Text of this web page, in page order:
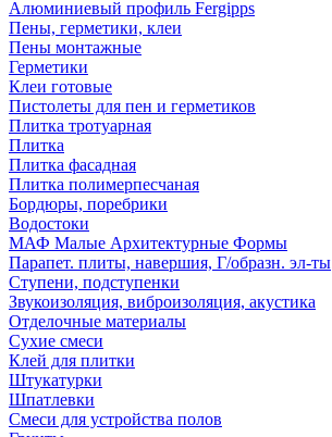
Алюминиевый профиль Fergipps
Пены, герметики, клеи
Пены монтажные
Герметики
Клеи готовые
Пистолеты для пен и герметиков
Плитка тротуарная
Плитка
Плитка фасадная
Плитка полимерпесчаная
Бордюры, поребрики
Водостоки
МАФ Малые Архитектурные Формы
Парапет. плиты, навершия, Г/образн. эл-ты
Ступени, подступенки
Звукоизоляция, виброизоляция, акустика
Отделочные материалы
Сухие смеси
Клей для плитки
Штукатурки
Шпатлевки
Смеси для устройства полов